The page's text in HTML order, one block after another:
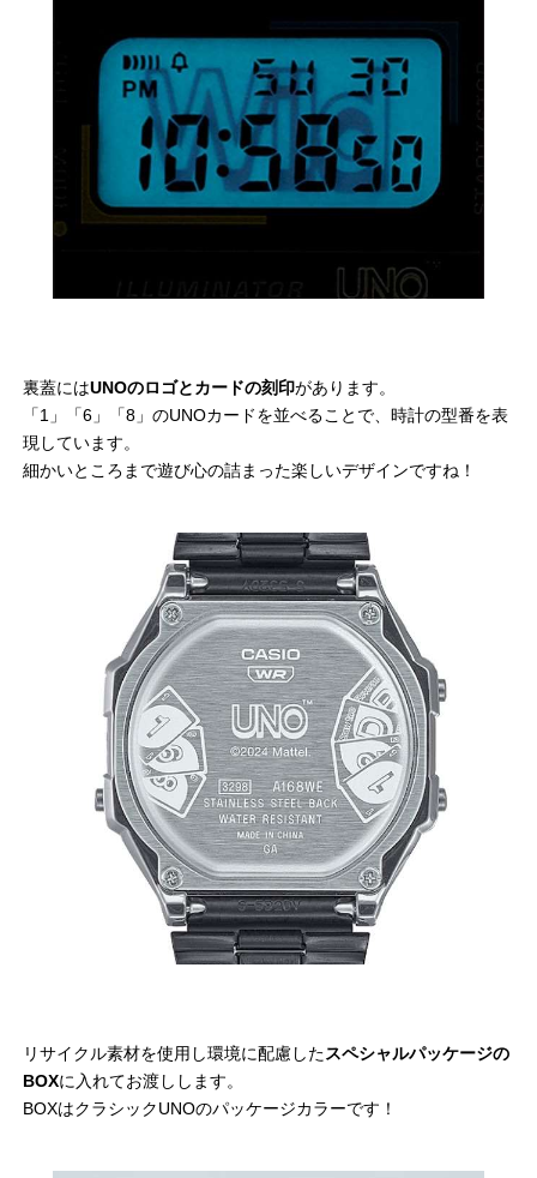
裏蓋にはUNOのロゴとカードの刻印があります。
「1」「6」「8」のUNOカードを並べることで、時計の型番を表
現しています。
細かいところまで遊び心の詰まった楽しいデザインですね！
リサイクル素材を使用し環境に配慮したスペシャルパッケージの
BOXに入れてお渡しします。
BOXはクラシックUNOのパッケージカラーです！